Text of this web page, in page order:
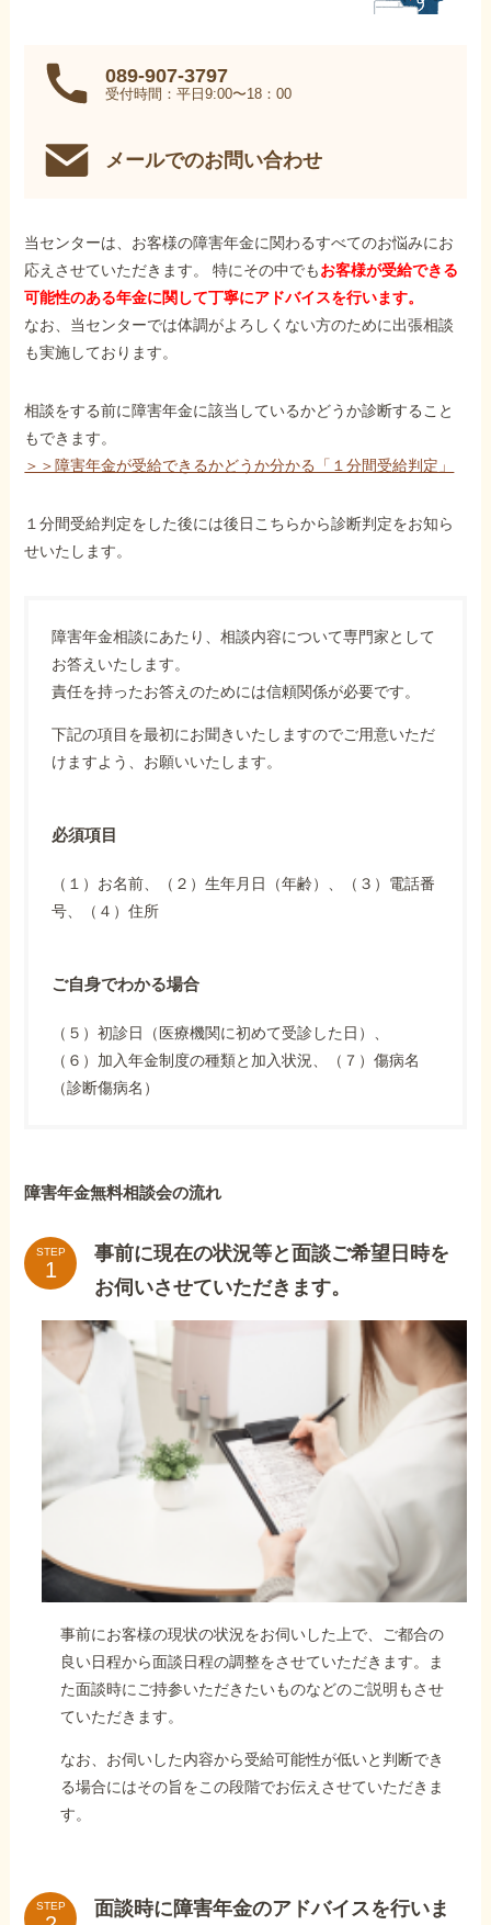
089-907-3797
受付時間：平日9:00〜18：00
メールでのお問い合わせ
当センターは、お客様の障害年金に関わるすべてのお悩みにお
応えさせていただきます。 特にその中でもお客様が受給できる
可能性のある年金に関して丁寧にアドバイスを行います。
なお、当センターでは体調がよろしくない方のために出張相談
も実施しております。
相談をする前に障害年金に該当しているかどうか診断すること
もできます。
＞＞障害年金が受給できるかどうか分かる「１分間受給判定」
１分間受給判定をした後には後日こちらから診断判定をお知ら
せいたします。
障害年金相談にあたり、相談内容について専門家として
お答えいたします。
責任を持ったお答えのためには信頼関係が必要です。
下記の項目を最初にお聞きいたしますのでご用意いただ
けますよう、お願いいたします。
必須項目
（１）お名前、（２）生年月日（年齢）、（３）電話番
号、（４）住所
ご自身でわかる場合
（５）初診日（医療機関に初めて受診した日）、
（６）加入年金制度の種類と加入状況、（７）傷病名
（診断傷病名）
障害年金無料相談会の流れ
STEP
事前に現在の状況等と面談ご希望日時を
お伺いさせていただきます。
事前にお客様の現状の状況をお伺いした上で、ご都合の
良い日程から面談日程の調整をさせていただきます。ま
た面談時にご持参いただきたいものなどのご説明もさせ
ていただきます。
なお、お伺いした内容から受給可能性が低いと判断でき
る場合にはその旨をこの段階でお伝えさせていただきま
す。
STEP 面談時に障害年金のアドバイスを行いま